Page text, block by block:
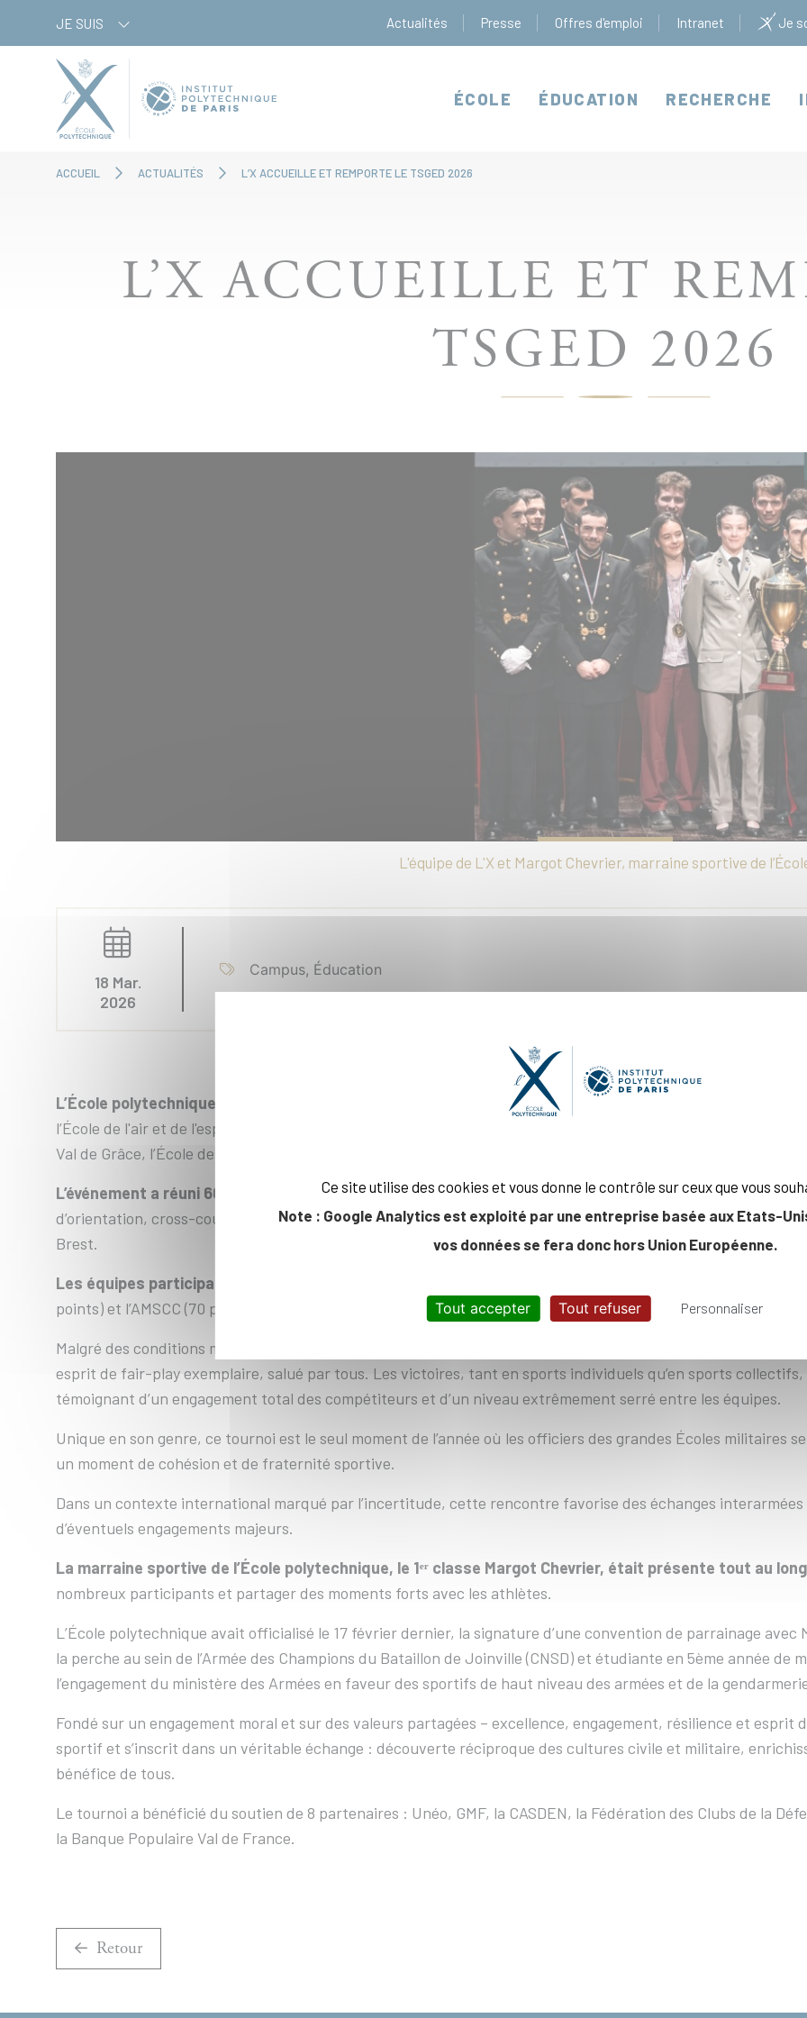
JE SUIS Actualités Presse Offres d'emploi Intranet Je
ÉCOLE ÉDUCATION RECHERCHE
ACCUEIL ACTUALITÉS L’X ACCUEILLE ET REMPORTE LE TSGED 2026
L’X ACCUEILLE ET
TSGED 2026
L'équipe de L'X et Margot Chevrier, marraine sportive de
18 Mar.
2026
Campus, Éducation
L’École polytechnique a accueilli la 38ᵉ édition du Tournoi Sportif des Grandes Écoles de la Défense
l’École de l'air et de l'espace, l’Académie militaire de Saint-Cyr Coëtquidan (AMSCC), l’École du service de
Val de Grâce, l’École des commissaires des armées, l’Ecole nationale supérieure des ingénieurs de
L’événement a réuni 600 compétiteurs et compétitrices, 80 responsables et coachs sportifs, ainsi
d’orientation, cross-country, cross-training, équitation, escalade, laser-run, natation et rugby à 7. Les
Brest.
Les équipes participantes de l’École polytechnique ont remporté le Tournoi
avec 76 points au
points) et l’AMSCC (70 points).
Malgré des conditions météorologiques adverses, l
esprit de fair-play exemplaire, salué par tous. Les victoires, tant en sports individuels qu’en sports
témoignant d’un engagement total des compétiteurs et d’un niveau extrêmement serré entre les équipes.
Unique en son genre, ce tournoi est le seul moment de l’année où les officiers des grandes Écoles militaires
un moment de cohésion et de fraternité sportive.
Dans un contexte international marqué par l’incertitude, cette rencontre favorise des échanges
d’éventuels engagements majeurs.
La marraine sportive de l’École polytechnique, le 1ᵉʳ classe Margot Chevrier, était présente tout au long
nombreux participants et partager des moments forts avec les athlètes.
L’École polytechnique avait officialisé le 17 février dernier, la signature d’une convention de parrainage
la perche au sein de l’Armée des Champions du Bataillon de Joinville (CNSD) et étudiante en 5ème année de
l’engagement du ministère des Armées en faveur des sportifs de haut niveau des armées et de la
Fondé sur un engagement moral et sur des valeurs partagées – excellence, engagement, résilience et esprit
sportif et s’inscrit dans un véritable échange : découverte réciproque des cultures civile et militaire,
bénéfice de tous.
Le tournoi a bénéficié du soutien de 8 partenaires : Unéo, GMF, la CASDEN, la Fédération des Clubs de la
la Banque Populaire Val de France.
Retour
Ce site utilise des cookies et vous donne le contrôle sur ceux que vous
Note : Google Analytics est exploité par une entreprise basée aux Etats-
vos données se fera donc hors Union Européenne.
Tout accepter Tout refuser Personnaliser